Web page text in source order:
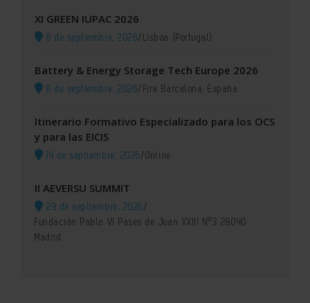
XI GREEN IUPAC 2026
8 de septiembre, 2026/Lisboa (Portugal)
Battery & Energy Storage Tech Europe 2026
8 de septiembre, 2026/Fira Barcelona, España
Itinerario Formativo Especializado para los OCS
y para las EICIS
14 de septiembre, 2026/Online
II AEVERSU SUMMIT
29 de septiembre, 2026/
Fundación Pablo VI Paseo de Juan XXIII Nº3 28040
Madrid